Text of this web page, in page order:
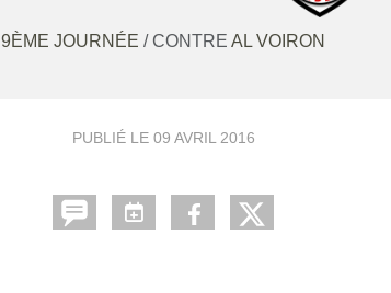
9ÈME JOURNÉE / CONTRE AL VOIRON
PUBLIÉ LE 09 AVRIL 2016